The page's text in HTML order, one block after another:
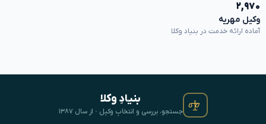
۲,۹۷۰
وکیل مهریه
آماده ارائه خدمت در بنیاد وکلا
بنیادِ وکلا
جستجو، بررسی و انتخابِ وکیل · از سال ۱۳۸۷